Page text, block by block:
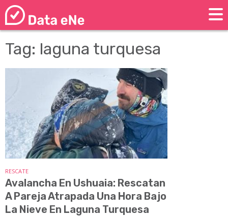
Tag: laguna turquesa
RESCATE
Avalancha En Ushuaia: Rescatan
A Pareja Atrapada Una Hora Bajo
La Nieve En Laguna Turquesa